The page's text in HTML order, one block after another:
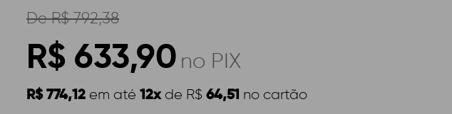
DeR$ 792,38
R$ 633,90 no PIX
R$ 774,12 em até 12xde R$ 64,51 no cartão